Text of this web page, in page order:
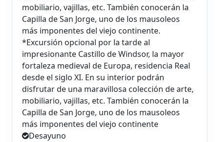
mobiliario, vajillas, etc. También conocerán la
Capilla de San Jorge, uno de los mausoleos
más imponentes del viejo continente.
*Excursión opcional por la tarde al
impresionante Castillo de Windsor, la mayor
fortaleza medieval de Europa, residencia Real
desde el siglo XI. En su interior podrán
disfrutar de una maravillosa colección de arte,
mobiliario, vajillas, etc. También conocerán la
Capilla de San Jorge, uno de los mausoleos
más imponentes del viejo continente
Desayuno